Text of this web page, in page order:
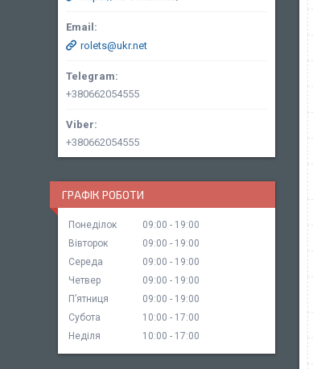
rolets@ukr.net
+380662054555
+380662054555
ГРАФІК РОБОТИ
Понеділок 09:00
19:00
Вівторок
09:00
19:00
Середа
09:00
19:00
Четвер
09:00
19:00
Пʼятниця
09:00
19:00
Субота
10:00
17:00
Неділя
10:00 17:00